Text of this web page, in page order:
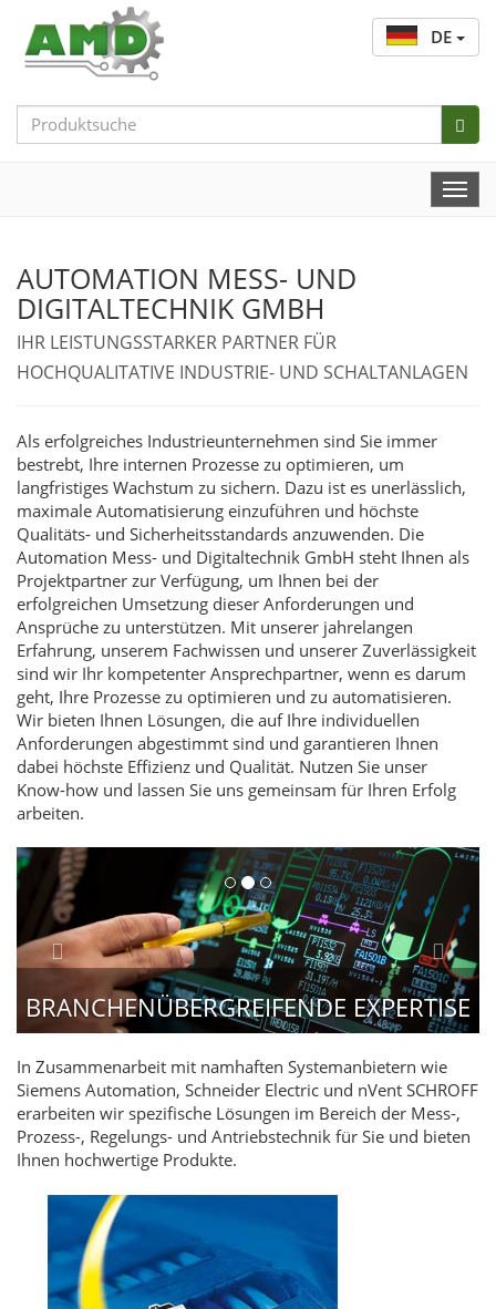
DE
Search
Bar
AUTOMATION MESS- UND
DIGITALTECHNIK GMBH
IHR LEISTUNGSSTARKER PARTNER FÜR
HOCHQUALITATIVE INDUSTRIE- UND SCHALTANLAGEN
Als erfolgreiches Industrieunternehmen sind Sie immer
bestrebt, Ihre internen Prozesse zu optimieren, um
langfristiges Wachstum zu sichern. Dazu ist es unerlässlich,
maximale Automatisierung einzuführen und höchste
Qualitäts- und Sicherheitsstandards anzuwenden. Die
Automation Mess- und Digitaltechnik GmbH steht Ihnen als
Projektpartner zur Verfügung, um Ihnen bei der
erfolgreichen Umsetzung dieser Anforderungen und
Ansprüche zu unterstützen. Mit unserer jahrelangen
Erfahrung, unserem Fachwissen und unserer Zuverlässigkeit
sind wir Ihr kompetenter Ansprechpartner, wenn es darum
geht, Ihre Prozesse zu optimieren und zu automatisieren.
Wir bieten Ihnen Lösungen, die auf Ihre individuellen
Anforderungen abgestimmt sind und garantieren Ihnen
dabei höchste Effizienz und Qualität. Nutzen Sie unser
Know-how und lassen Sie uns gemeinsam für Ihren Erfolg
arbeiten.
BRANCHENÜBERGREIFENDE EXPERTISE
Zurück
In Zusammenarbeit mit namhaften Systemanbietern wie
Siemens Automation, Schneider Electric und nVent SCHROFF
erarbeiten wir spezifische Lösungen im Bereich der Mess-,
Prozess-, Regelungs- und Antriebstechnik für Sie und bieten
Ihnen hochwertige Produkte.